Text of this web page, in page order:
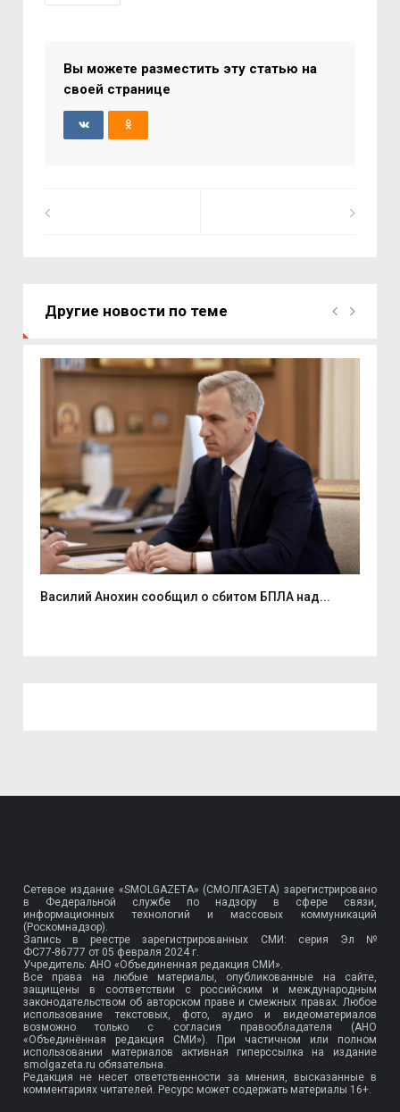
Вы можете разместить эту статью на
своей странице
Другие новости по теме
Василий Анохин сообщил о сбитом БПЛА над...
Сетевое издание «SMOLGAZETA» (СМОЛГАЗЕТА) зарегистрировано
в Федеральной службе по надзору в сфере связи,
информационных технологий и массовых коммуникаций
(Роскомнадзор).
Запись в реестре зарегистрированных СМИ: серия Эл №
ФС77-86777 от 05 февраля 2024 г.
Учредитель: АНО «Объединенная редакция СМИ».
Все права на любые материалы, опубликованные на сайте,
защищены в соответствии с российским и международным
законодательством об авторском праве и смежных правах. Любое
использование текстовых, фото, аудио и видеоматериалов
возможно только с согласия правообладателя (АНО
«Объединённая редакция СМИ»). При частичном или полном
использовании материалов активная гиперссылка на издание
smolgazeta.ru обязательна.
Редакция не несет ответственности за мнения, высказанные в
комментариях читателей. Ресурс может содержать материалы 16+.